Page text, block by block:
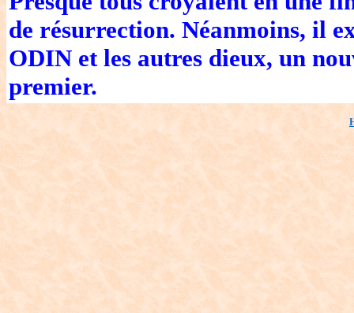
de résurrection. Néanmoins, il
ODIN et les autres dieux, un
premier.